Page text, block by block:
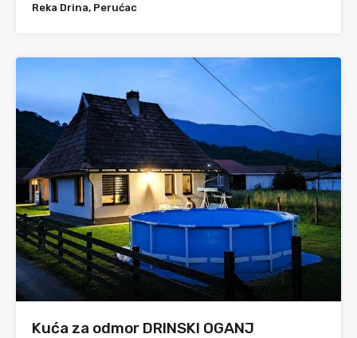
Reka Drina, Perućac
Kuća za odmor DRINSKI OGANJ